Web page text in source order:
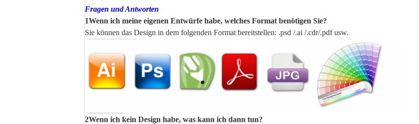
Fragen und Antworten
1Wenn ich meine eigenen Entwürfe habe, welches Format benötigen Sie?
Sie können das Design in dem folgenden Format bereitstellen: .psd /.ai /.cdr/.pdf usw.
2Wenn ich kein Design habe, was kann ich dann tun?